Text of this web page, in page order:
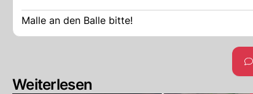
Malle an den Balle bitte!
Weiterlesen